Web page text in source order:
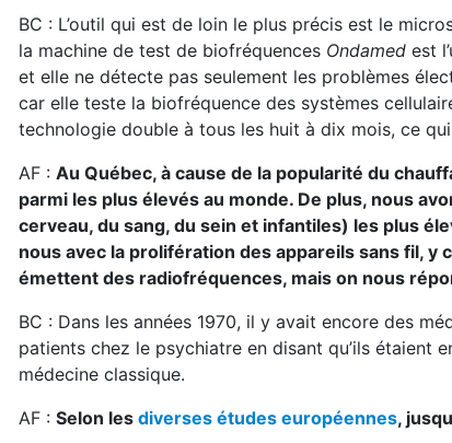
BC : L’outil qui est de loin le plus précis est le
la machine de test de biofréquences Ondamed est
et elle ne détecte pas seulement les problèmes
car elle teste la biofréquence des systèmes
technologie double à tous les huit à dix mois, ce
AF : Au Québec, à cause de la popularité du
parmi les plus élevés au monde. De plus, nous
cerveau, du sang, du sein et infantiles) les plus
nous avec la prolifération des appareils sans fil,
émettent des radiofréquences, mais on nous
BC : Dans les années 1970, il y avait encore des
patients chez le psychiatre en disant qu’ils étaient
médecine classique.
AF : Selon les diverses études européennes,